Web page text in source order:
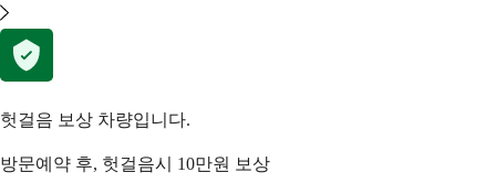
헛걸음 보상 차량입니다.
방문예약 후, 헛걸음시 10만원 보상